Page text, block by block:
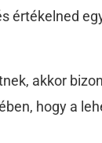
értékelned
akkor
hogy a